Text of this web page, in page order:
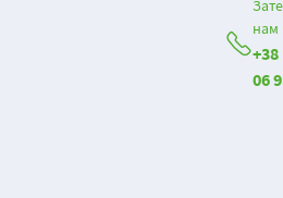
нам
06